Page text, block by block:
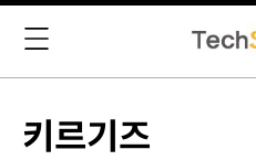
키르기즈